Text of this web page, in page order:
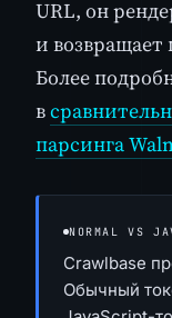
URL, он
и возвращает
Более
в
парсинга
NORMAL VS
Crawlbase
Обычный